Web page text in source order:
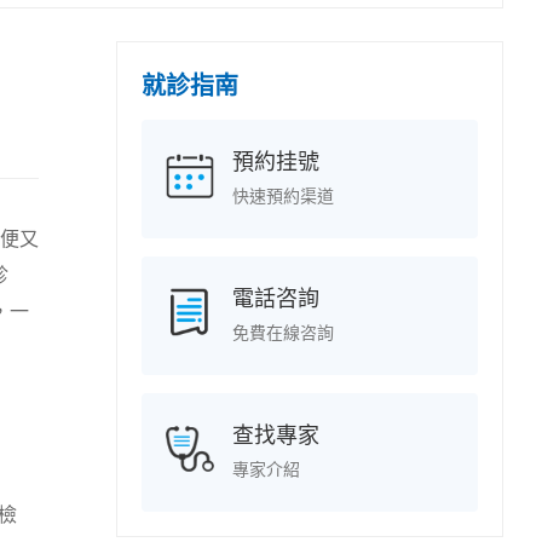
又
一
就診指南
預約挂號
快速預約渠道
電話咨詢
免費在線咨詢
查找專家
專家介紹